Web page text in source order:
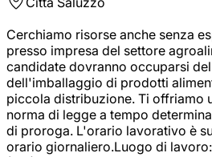
Cerchiamo risorse anche senza
presso impresa del settore
candidate dovranno occuparsi
dell'imballaggio di prodotti
piccola distribuzione. Ti offriamo
norma di legge a tempo
di proroga. L'orario lavorativo è
orario giornaliero.Luogo di